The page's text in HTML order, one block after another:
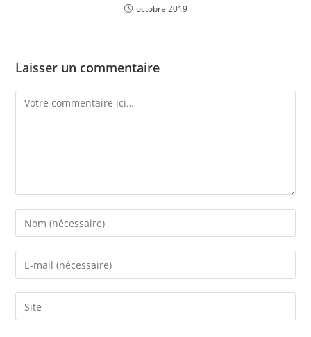
octobre 2019
Laisser un commentaire